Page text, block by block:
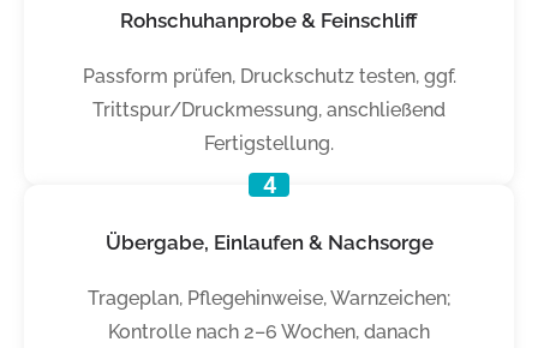
Rohschuhanprobe & Feinschliff
Passform prüfen, Druckschutz testen, ggf.
Trittspur/Druckmessung, anschließend
Fertigstellung.
4
Übergabe, Einlaufen & Nachsorge
Trageplan, Pflegehinweise, Warnzeichen;
Kontrolle nach 2–6 Wochen, danach